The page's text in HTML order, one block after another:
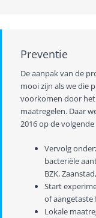
Preventie
De aanpak van de
mooi zijn als we die
voorkomen door
maatregelen. Daar
2016 op de
Vervolg
bacteriële
BZK,
Start
of
Lokale